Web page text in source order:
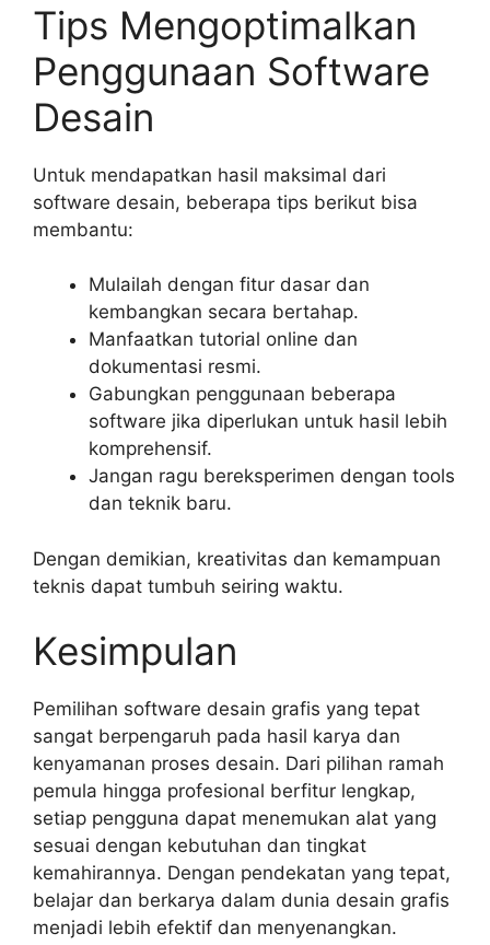
Tips Mengoptimalkan
Penggunaan Software
Desain
Untuk mendapatkan hasil maksimal dari
software desain, beberapa tips berikut bisa
membantu:
Mulailah dengan fitur dasar dan
kembangkan secara bertahap.
Manfaatkan tutorial online dan
dokumentasi resmi.
Gabungkan penggunaan beberapa
software jika diperlukan untuk hasil lebih
komprehensif.
Jangan ragu bereksperimen dengan tools
dan teknik baru.
Dengan demikian, kreativitas dan kemampuan
teknis dapat tumbuh seiring waktu.
Kesimpulan
Pemilihan software desain grafis yang tepat
sangat berpengaruh pada hasil karya dan
kenyamanan proses desain. Dari pilihan ramah
pemula hingga profesional berfitur lengkap,
setiap pengguna dapat menemukan alat yang
sesuai dengan kebutuhan dan tingkat
kemahirannya. Dengan pendekatan yang tepat,
belajar dan berkarya dalam dunia desain grafis
menjadi lebih efektif dan menyenangkan.